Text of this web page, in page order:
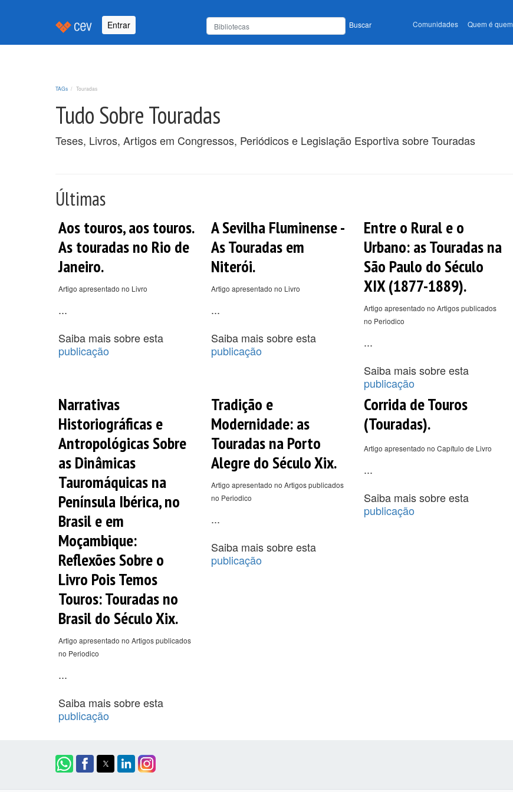
Entrar Buscar Comunidades Quem é quem
TAGs Touradas
Tudo Sobre Touradas
Teses, Livros, Artigos em Congressos, Periódicos e Legislação Esportiva sobre Touradas
Últimas
Aos touros, aos touros.
As touradas no Rio de
Janeiro.
Artigo apresentado no Livro
...
Saiba mais sobre esta
publicação
A Sevilha Fluminense -
As Touradas em
Niterói.
Artigo apresentado no Livro
...
Saiba mais sobre esta
publicação
Entre o Rural e o
Urbano: as Touradas na
São Paulo do Século
XIX (1877-1889).
Artigo apresentado no Artigos publicados
no Periodico
...
Saiba mais sobre esta
publicação
Narrativas
Historiográficas e
Antropológicas Sobre
as Dinâmicas
Tauromáquicas na
Península Ibérica, no
Brasil e em
Moçambique:
Reflexões Sobre o
Livro Pois Temos
Touros: Touradas no
Brasil do Século Xix.
Artigo apresentado no Artigos publicados
no Periodico
...
Saiba mais sobre esta
publicação
Tradição e
Modernidade: as
Touradas na Porto
Alegre do Século Xix.
Artigo apresentado no Artigos publicados
no Periodico
...
Saiba mais sobre esta
publicação
Corrida de Touros
(Touradas).
Artigo apresentado no Capítulo de Livro
...
Saiba mais sobre esta
publicação